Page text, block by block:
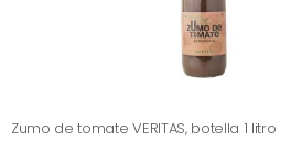
Zumo de tomate VERITAS, botella 1 litro